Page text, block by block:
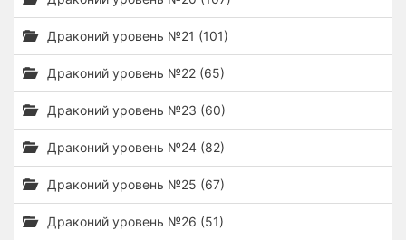
Драконий уровень №21 (101)
Драконий уровень №22 (65)
Драконий уровень №23 (60)
Драконий уровень №24 (82)
Драконий уровень №25 (67)
Драконий уровень №26 (51)